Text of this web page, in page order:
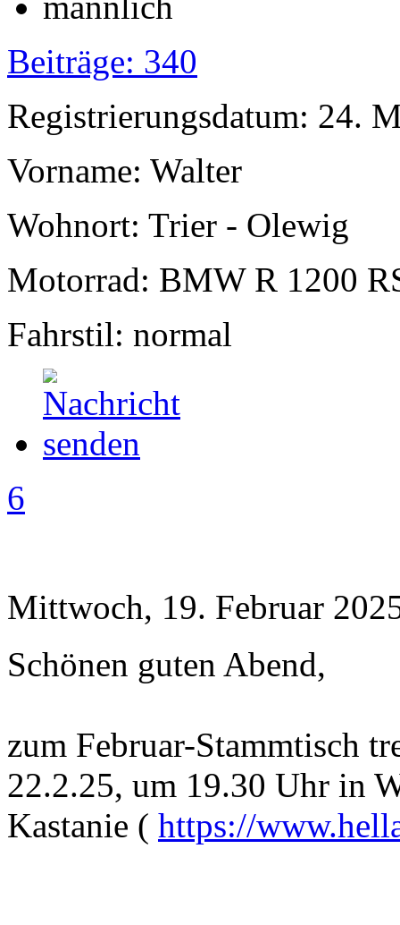
Beiträge: 340
Registrierungsdatum: 24.
Vorname: Walter
Wohnort: Trier - Olewig
Motorrad: BMW R 1200
Fahrstil: normal
6
Mittwoch, 19. Februar
Schönen guten Abend,
zum Februar-Stammtisch
22.2.25, um 19.30 Uhr in
Kastanie ( https://